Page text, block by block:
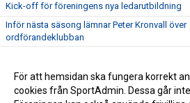
Kick-off för föreningens nya ledarutbildning
Inför nästa säsong lämnar Peter Kronvall över
ordförandeklubban
Hanhals Kings sluter avtal med Warrior
Vi är Hanhals Kings
För att hemsidan ska fungera korrekt
cookies från SportAdmin. Dessa går